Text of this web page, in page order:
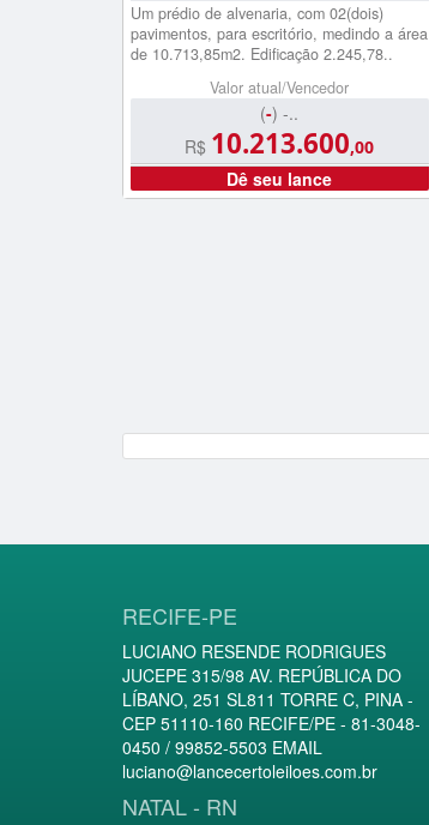
Um prédio de alvenaria, com 02(dois)
pavimentos, para escritório, medindo a área
de 10.713,85m2. Edificação 2.245,78..
Valor atual/Vencedor
(-) -..
R$ 10.213.600,00
Dê seu lance
RECIFE-PE
LUCIANO RESENDE RODRIGUES
JUCEPE 315/98 AV. REPÚBLICA DO
LÍBANO, 251 SL811 TORRE C, PINA -
CEP 51110-160 RECIFE/PE - 81-3048-
0450 / 99852-5503 EMAIL
luciano@lancecertoleiloes.com.br
NATAL - RN